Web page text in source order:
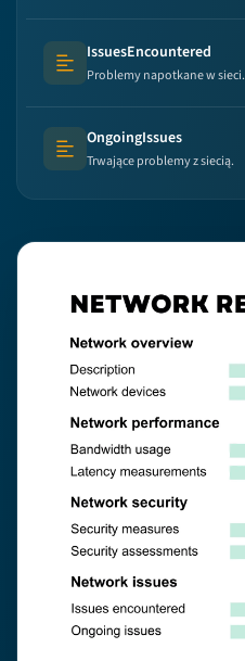
Text (multi-lines)
IssuesEncountered
Problemy napotkane w sieci.
Text (multi-lines)
OngoingIssues
Trwające problemy z siecią.